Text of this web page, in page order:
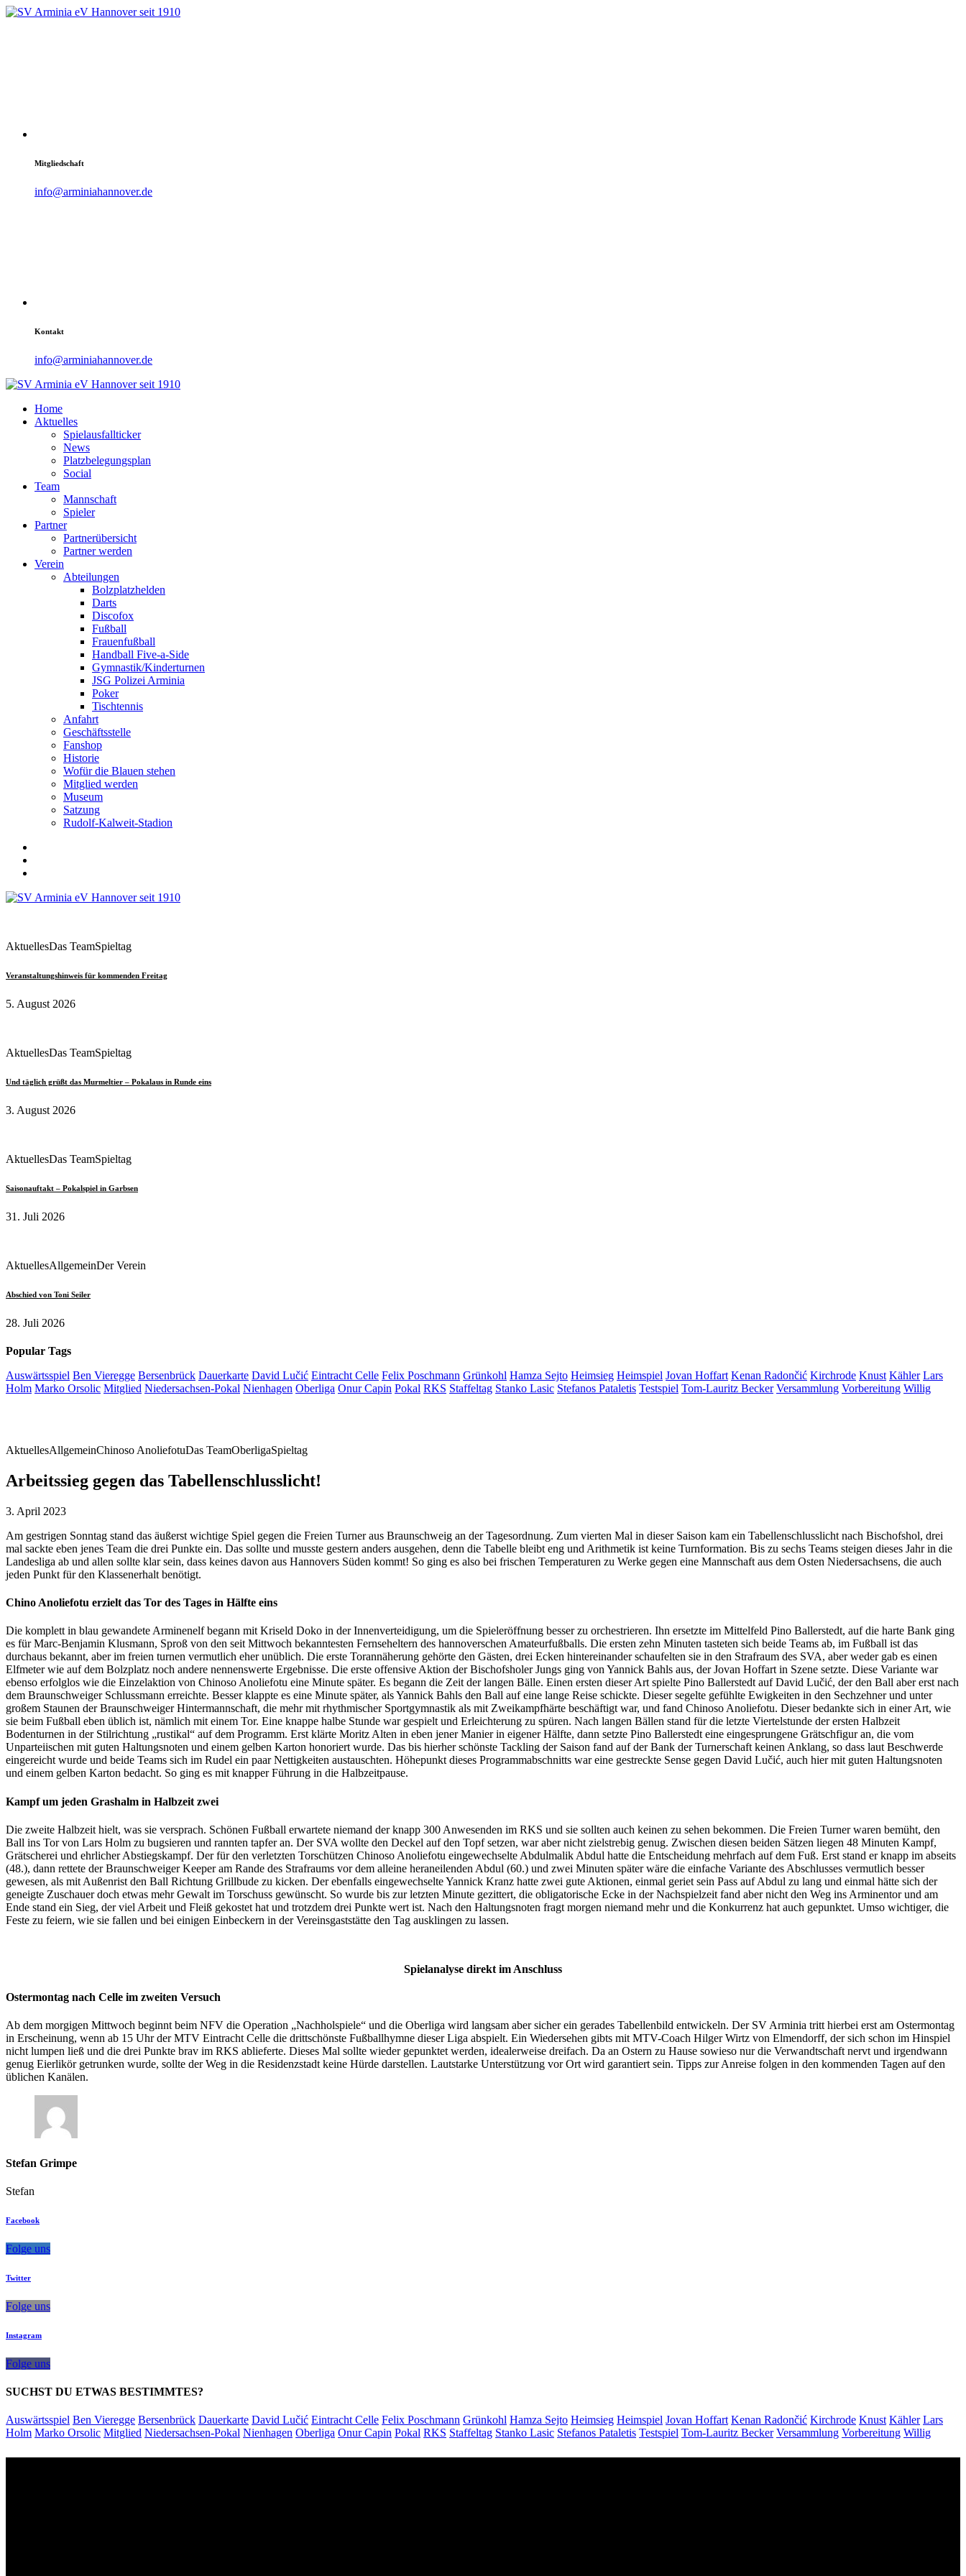
Mitgliedschaft
info@arminiahannover.de
Kontakt
info@arminiahannover.de
Home
Aktuelles
Spielausfallticker
News
Platzbelegungsplan
Social
Team
Mannschaft
Spieler
Partner
Partnerübersicht
Partner werden
Verein
Abteilungen
Bolzplatzhelden
Darts
Discofox
Fußball
Frauenfußball
Handball Five-a-Side
Gymnastik/Kinderturnen
JSG Polizei Arminia
Poker
Tischtennis
Anfahrt
Geschäftsstelle
Fanshop
Historie
Wofür die Blauen stehen
Mitglied werden
Museum
Satzung
Rudolf-Kalweit-Stadion
AktuellesDas TeamSpieltag
Veranstaltungshinweis für kommenden Freitag
5. August 2026
AktuellesDas TeamSpieltag
Und täglich grüßt das Murmeltier – Pokalaus in Runde eins
3. August 2026
AktuellesDas TeamSpieltag
Saisonauftakt – Pokalspiel in Garbsen
31. Juli 2026
AktuellesAllgemeinDer Verein
Abschied von Toni Seiler
28. Juli 2026
Popular Tags
Auswärtsspiel Ben Vieregge Bersenbrück Dauerkarte David Lučić Eintracht Celle Felix Poschmann Grünkohl Hamza Sejto Heimsieg Heimspiel Jovan Hoffart Kenan Radončić Kirchrode Knust Kähler Lars
Holm Marko Orsolic Mitglied Niedersachsen-Pokal Nienhagen Oberliga Onur Capin Pokal RKS Staffeltag Stanko Lasic Stefanos Pataletis Testspiel Tom-Lauritz Becker Versammlung Vorbereitung Willig
AktuellesAllgemeinChinoso AnoliefotuDas TeamOberligaSpieltag
Arbeitssieg gegen das Tabellenschlusslicht!
3. April 2023
Am gestrigen Sonntag stand das äußerst wichtige Spiel gegen die Freien Turner aus Braunschweig an der Tagesordnung. Zum vierten Mal in dieser Saison kam ein Tabellenschlusslicht nach Bischofshol, drei
mal sackte eben jenes Team die drei Punkte ein. Das sollte und musste gestern anders ausgehen, denn die Tabelle bleibt eng und Arithmetik ist keine Turnformation. Bis zu sechs Teams steigen dieses Jahr in die
Landesliga ab und allen sollte klar sein, dass keines davon aus Hannovers Süden kommt! So ging es also bei frischen Temperaturen zu Werke gegen eine Mannschaft aus dem Osten Niedersachsens, die auch
jeden Punkt für den Klassenerhalt benötigt.
Chino Anoliefotu erzielt das Tor des Tages in Hälfte eins
Die komplett in blau gewandete Arminenelf begann mit Kriseld Doko in der Innenverteidigung, um die Spieleröffnung besser zu orchestrieren. Ihn ersetzte im Mittelfeld Pino Ballerstedt, auf die harte Bank ging
es für Marc-Benjamin Klusmann, Sproß von den seit Mittwoch bekanntesten Fernseheltern des hannoverschen Amateurfußballs. Die ersten zehn Minuten tasteten sich beide Teams ab, im Fußball ist das
durchaus bekannt, aber im freien turnen vermutlich eher unüblich. Die erste Torannäherung gehörte den Gästen, drei Ecken hintereinander schaufelten sie in den Strafraum des SVA, aber weder gab es einen
Elfmeter wie auf dem Bolzplatz noch andere nennenswerte Ergebnisse. Die erste offensive Aktion der Bischofsholer Jungs ging von Yannick Bahls aus, der Jovan Hoffart in Szene setzte. Diese Variante war
ebenso erfolglos wie die Einzelaktion von Chinoso Anoliefotu eine Minute später. Es begann die Zeit der langen Bälle. Einen ersten dieser Art spielte Pino Ballerstedt auf David Lučić, der den Ball aber erst nach
dem Braunschweiger Schlussmann erreichte. Besser klappte es eine Minute später, als Yannick Bahls den Ball auf eine lange Reise schickte. Dieser segelte gefühlte Ewigkeiten in den Sechzehner und unter
großem Staunen der Braunschweiger Hintermannschaft, die mehr mit rhythmischer Sportgymnastik als mit Zweikampfhärte beschäftigt war, und fand Chinoso Anoliefotu. Dieser bedankte sich in einer Art, wie
sie beim Fußball eben üblich ist, nämlich mit einem Tor. Eine knappe halbe Stunde war gespielt und Erleichterung zu spüren. Nach langen Bällen stand für die letzte Viertelstunde der ersten Halbzeit
Bodenturnen in der Stilrichtung „rustikal“ auf dem Programm. Erst klärte Moritz Alten in eben jener Manier in eigener Hälfte, dann setzte Pino Ballerstedt eine eingesprungene Grätschfigur an, die vom
Unparteiischen mit guten Haltungsnoten und einem gelben Karton honoriert wurde. Das bis hierher schönste Tackling der Saison fand auf der Bank der Turnerschaft keinen Anklang, so dass laut Beschwerde
eingereicht wurde und beide Teams sich im Rudel ein paar Nettigkeiten austauschten. Höhepunkt dieses Programmabschnitts war eine gestreckte Sense gegen David Lučić, auch hier mit guten Haltungsnoten
und einem gelben Karton bedacht. So ging es mit knapper Führung in die Halbzeitpause.
Kampf um jeden Grashalm in Halbzeit zwei
Die zweite Halbzeit hielt, was sie versprach. Schönen Fußball erwartete niemand der knapp 300 Anwesenden im RKS und sie sollten auch keinen zu sehen bekommen. Die Freien Turner waren bemüht, den
Ball ins Tor von Lars Holm zu bugsieren und rannten tapfer an. Der SVA wollte den Deckel auf den Topf setzen, war aber nicht zielstrebig genug. Zwischen diesen beiden Sätzen liegen 48 Minuten Kampf,
Grätscherei und ehrlicher Abstiegskampf. Der für den verletzten Torschützen Chinoso Anoliefotu eingewechselte Abdulmalik Abdul hatte die Entscheidung mehrfach auf dem Fuß. Erst stand er knapp im abseits
(48.), dann rettete der Braunschweiger Keeper am Rande des Strafraums vor dem alleine heraneilenden Abdul (60.) und zwei Minuten später wäre die einfache Variante des Abschlusses vermutlich besser
gewesen, als mit Außenrist den Ball Richtung Grillbude zu kicken. Der ebenfalls eingewechselte Yannick Kranz hatte zwei gute Aktionen, einmal geriet sein Pass auf Abdul zu lang und einmal hätte sich der
geneigte Zuschauer doch etwas mehr Gewalt im Torschuss gewünscht. So wurde bis zur letzten Minute gezittert, die obligatorische Ecke in der Nachspielzeit fand aber nicht den Weg ins Arminentor und am
Ende stand ein Sieg, der viel Arbeit und Fleiß gekostet hat und trotzdem drei Punkte wert ist. Nach den Haltungsnoten fragt morgen niemand mehr und die Konkurrenz hat auch gepunktet. Umso wichtiger, die
Feste zu feiern, wie sie fallen und bei einigen Einbeckern in der Vereinsgaststätte den Tag ausklingen zu lassen.
Spielanalyse direkt im Anschluss
Ostermontag nach Celle im zweiten Versuch
Ab dem morgigen Mittwoch beginnt beim NFV die Operation „Nachholspiele“ und die Oberliga wird langsam aber sicher ein gerades Tabellenbild entwickeln. Der SV Arminia tritt hierbei erst am Ostermontag
in Erscheinung, wenn ab 15 Uhr der MTV Eintracht Celle die drittschönste Fußballhymne dieser Liga abspielt. Ein Wiedersehen gibts mit MTV-Coach Hilger Wirtz von Elmendorff, der sich schon im Hinspiel
nicht lumpen ließ und die drei Punkte brav im RKS ablieferte. Dieses Mal sollte wieder gepunktet werden, idealerweise dreifach. Da an Ostern zu Hause sowieso nur die Verwandtschaft nervt und irgendwann
genug Eierlikör getrunken wurde, sollte der Weg in die Residenzstadt keine Hürde darstellen. Lautstarke Unterstützung vor Ort wird garantiert sein. Tipps zur Anreise folgen in den kommenden Tagen auf den
üblichen Kanälen.
Stefan Grimpe
Stefan
Facebook
Folge uns
Twitter
Folge uns
Instagram
Folge uns
SUCHST DU ETWAS BESTIMMTES?
Auswärtsspiel Ben Vieregge Bersenbrück Dauerkarte David Lučić Eintracht Celle Felix Poschmann Grünkohl Hamza Sejto Heimsieg Heimspiel Jovan Hoffart Kenan Radončić Kirchrode Knust Kähler Lars
Holm Marko Orsolic Mitglied Niedersachsen-Pokal Nienhagen Oberliga Onur Capin Pokal RKS Staffeltag Stanko Lasic Stefanos Pataletis Testspiel Tom-Lauritz Becker Versammlung Vorbereitung Willig